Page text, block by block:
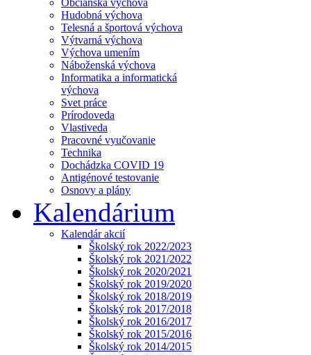
Občianska výchova
Hudobná výchova
Telesná a športová výchova
Výtvarná výchova
Výchova umením
Náboženská výchova
Informatika a informatická
výchova
Svet práce
Prírodoveda
Vlastiveda
Pracovné vyučovanie
Technika
Dochádzka COVID 19
Antigénové testovanie
Osnovy a plány
Kalendárium
Kalendár akcií
Školský rok 2022/2023
Školský rok 2021/2022
Školský rok 2020/2021
Školský rok 2019/2020
Školský rok 2018/2019
Školský rok 2017/2018
Školský rok 2016/2017
Školský rok 2015/2016
Školský rok 2014/2015